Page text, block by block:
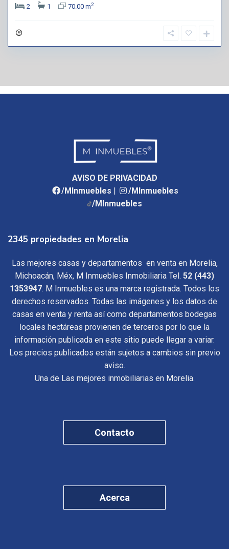
2
1 70.00 m2
AVISO DE PRIVACIDAD
/MInmuebles |
/MInmuebles
/MInmuebles
2345 propiedades en Morelia
Las mejores casas y departamentos en venta en Morelia,
Michoacán, Méx, M Inmuebles Inmobiliaria Tel. 52 (443)
1353947. M Inmuebles es una marca registrada. Todos los
derechos reservados. Todas las imágenes y los datos de
casas en venta y renta así como departamentos bodegas
locales hectáreas provienen de terceros por lo que la
información publicada en este sitio puede llegar a variar.
Los precios publicados están sujetos a cambios sin previo
aviso.
Una de Las mejores inmobiliarias en Morelia.